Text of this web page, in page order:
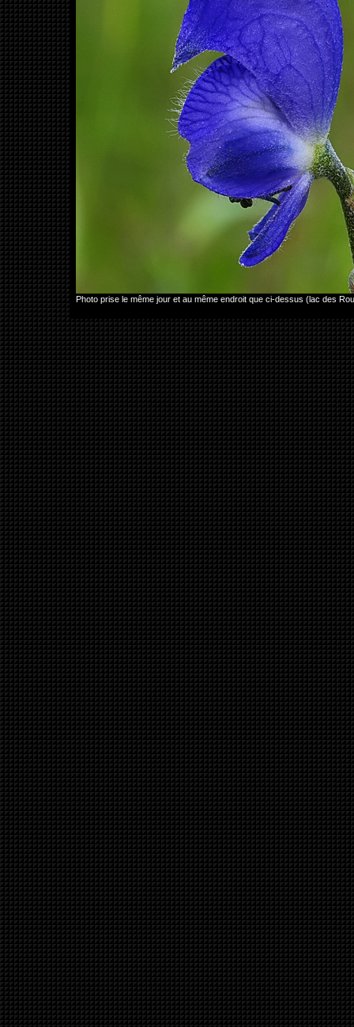
Photo prise le même jour et au même endroit que ci-dessus (lac des